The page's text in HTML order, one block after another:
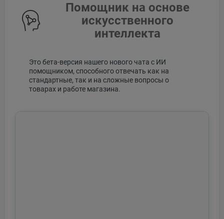
Помощник на основе
искусственного
интеллекта
Это бета-версия нашего нового чата с ИИ
помощником, способного отвечать как на
стандартные, так и на сложные вопросы о
товарах и работе магазина.